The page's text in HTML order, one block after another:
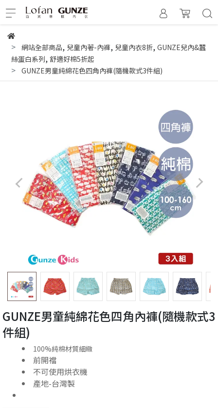
網站全部商品, 兒童內著-內褲, 兒童內衣8折, GUNZE兒內&蠶
絲蛋白系列, 舒適好棉5折起
GUNZE男童純綿花色四角內褲(隨機款式3件組)
GUNZE男童純綿花色四角內褲(隨機款式3
件組)
100%純棉材質細緻
前開襠
不可使用烘衣機
產地-台灣製